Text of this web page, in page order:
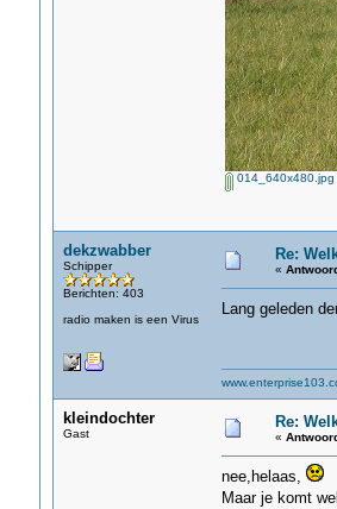
014_640x480.jpg
dekzwabber
Schipper
Berichten: 403
radio maken is een Virus
Re:
«
Lang geleden
kleindochter
Gast
Re:
«
nee,helaas,
Maar je komt